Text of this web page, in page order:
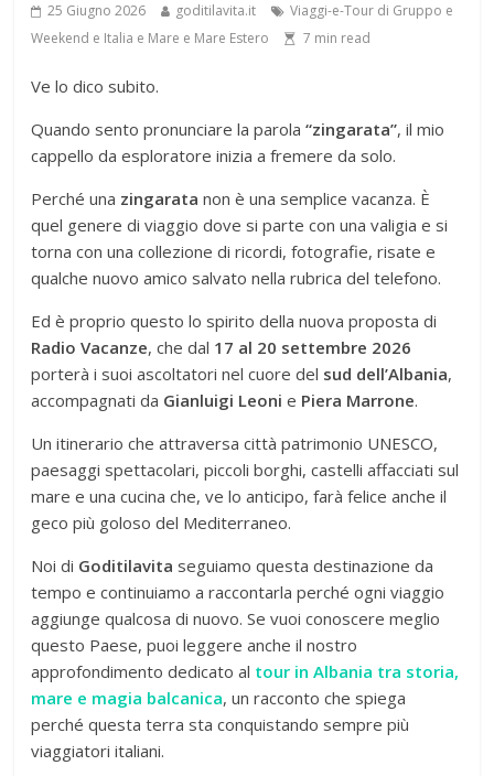
25 Giugno 2026 goditilavita.it
Viaggi-e-Tour di Gruppo e
Weekend e Italia e Mare e Mare Estero
7 min read
Ve lo dico subito.
Quando sento pronunciare la parola“zingarata”, il mio
cappello da esploratore inizia a fremere da solo.
Perché una zingarata non è una semplice vacanza. È
quel genere di viaggio dove si parte con una valigia e si
torna con una collezione di ricordi, fotografie, risate e
qualche nuovo amico salvato nella rubrica del telefono.
Ed è proprio questo lo spirito della nuova proposta di
Radio Vacanze, che dal 17 al 20 settembre 2026
porterà i suoi ascoltatori nel cuore del sud dell’Albania,
accompagnati da Gianluigi Leoni e Piera Marrone.
Un itinerario che attraversa città patrimonio UNESCO,
paesaggi spettacolari, piccoli borghi, castelli affacciati sul
mare e una cucina che, ve lo anticipo, farà felice anche il
geco più goloso del Mediterraneo.
Noi di Goditilavita seguiamo questa destinazione da
tempo e continuiamo a raccontarla perché ogni viaggio
aggiunge qualcosa di nuovo. Se vuoi conoscere meglio
questo Paese, puoi leggere anche il nostro
approfondimento dedicato al tour in Albania tra storia,
mare e magia balcanica, un racconto che spiega
perché questa terra sta conquistando sempre più
viaggiatori italiani.